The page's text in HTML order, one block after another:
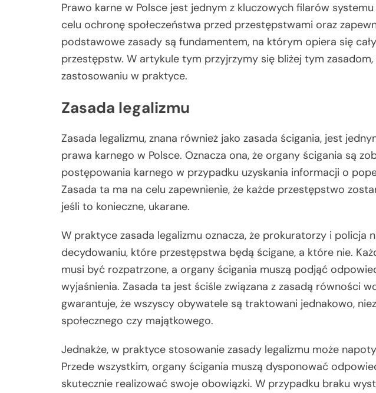
Prawo karne w Polsce jest jednym z kluczowych filarów
celu ochronę społeczeństwa przed przestępstwami oraz
podstawowe zasady są fundamentem, na którym opiera się
przestępstw. W artykule tym przyjrzymy się bliżej tym zasadom,
zastosowaniu w praktyce.
Zasada legalizmu
Zasada legalizmu, znana również jako zasada ścigania, jest
prawa karnego w Polsce. Oznacza ona, że organy ścigania są
postępowania karnego w przypadku uzyskania informacji o
Zasada ta ma na celu zapewnienie, że każde przestępstwo
jeśli to konieczne, ukarane.
W praktyce zasada legalizmu oznacza, że prokuratorzy i policja
decydowaniu, które przestępstwa będą ścigane, a które nie.
musi być rozpatrzone, a organy ścigania muszą podjąć
wyjaśnienia. Zasada ta jest ściśle związana z zasadą równości
gwarantuje, że wszyscy obywatele są traktowani jednakowo,
społecznego czy majątkowego.
Jednakże, w praktyce stosowanie zasady legalizmu może
Przede wszystkim, organy ścigania muszą dysponować
skutecznie realizować swoje obowiązki. W przypadku braku